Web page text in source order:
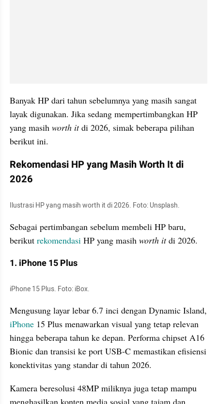
Banyak HP dari tahun sebelumnya yang masih sangat
layak digunakan. Jika sedang mempertimbangkan HP
yang masih worth it di 2026, simak beberapa pilihan
berikut ini.
Rekomendasi HP yang Masih Worth It di
2026
Ilustrasi HP yang masih worth it di 2026. Foto: Unsplash.
Sebagai pertimbangan sebelum membeli HP baru,
berikut rekomendasi HP yang masih worth it di 2026.
1. iPhone 15 Plus
iPhone 15 Plus. Foto: iBox.
iPhone 15 Plus menawarkan visual yang tetap relevan
hingga beberapa tahun ke depan. Performa chipset A16
Bionic dan transisi ke port USB-C memastikan efisiensi
konektivitas yang standar di tahun 2026.
Kamera beresolusi 48MP miliknya juga tetap mampu
menghasilkan konten media sosial yang tajam dan